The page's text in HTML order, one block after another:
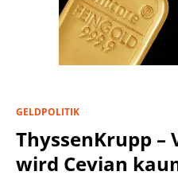
GELDPOLITIK
ThyssenKrupp –
wird Cevian